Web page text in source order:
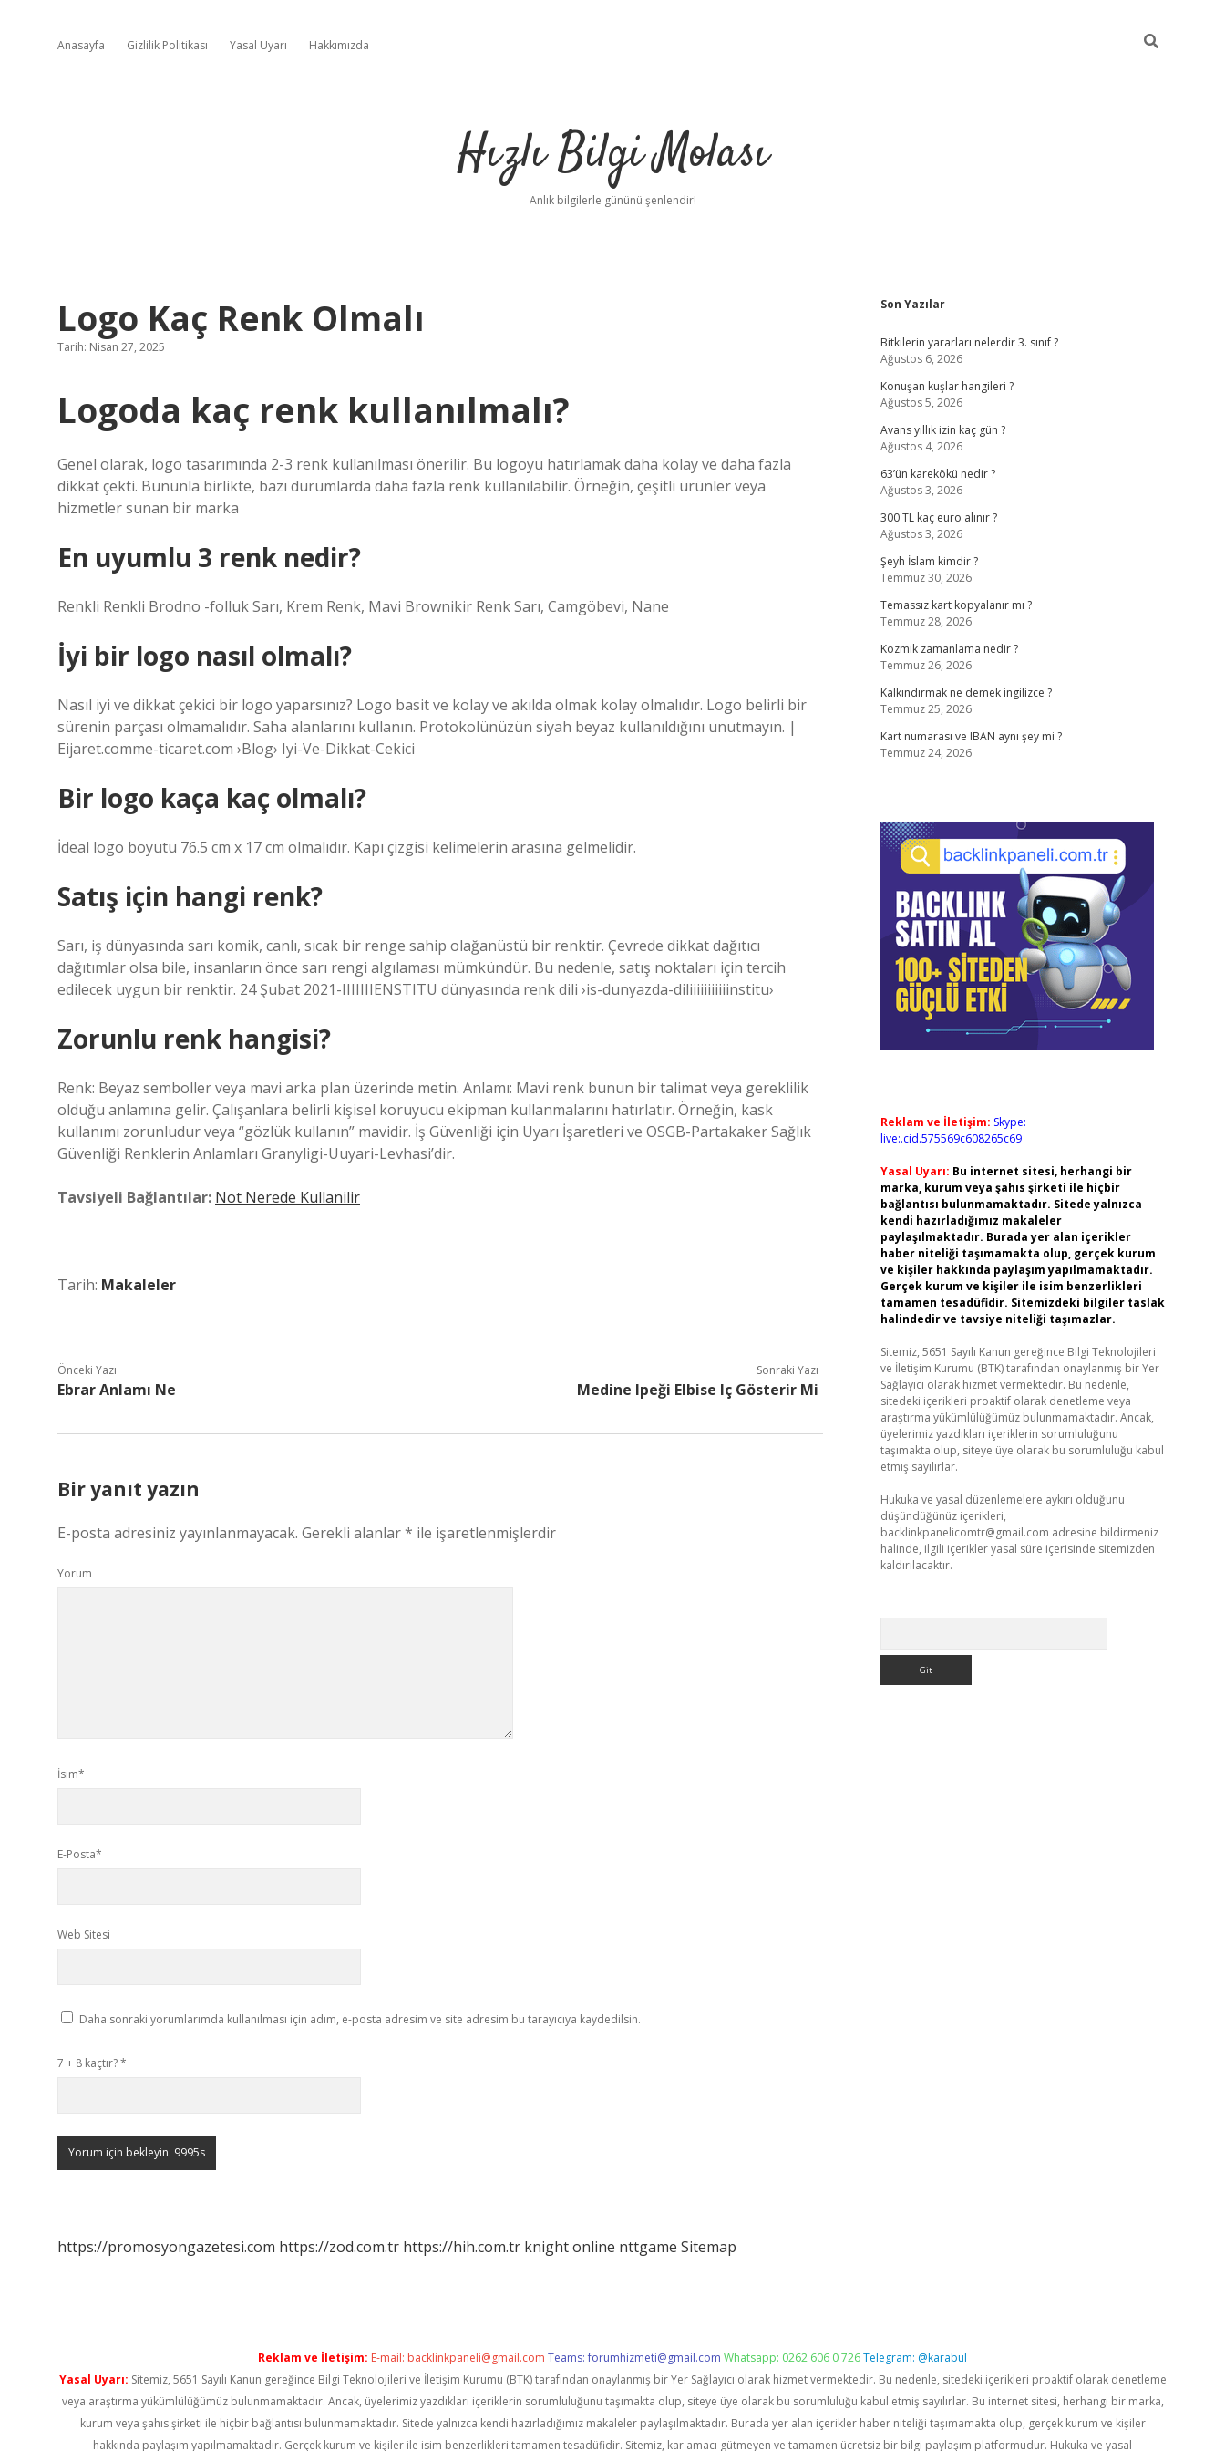
Anasayfa Gizlilik Politikası Yasal Uyarı Hakkımızda
Hızlı Bilgi Molası
Anlık bilgilerle gününü şenlendir!
Logo Kaç Renk Olmalı
Tarih: Nisan 27, 2025
Logoda kaç renk kullanılmalı?
Genel olarak, logo tasarımında 2-3 renk kullanılması önerilir. Bu logoyu hatırlamak daha kolay ve daha fazla
dikkat çekti. Bununla birlikte, bazı durumlarda daha fazla renk kullanılabilir. Örneğin, çeşitli ürünler veya
hizmetler sunan bir marka
En uyumlu 3 renk nedir?
Renkli Renkli Brodno -folluk Sarı, Krem Renk, Mavi Brownikir Renk Sarı, Camgöbevi, Nane
İyi bir logo nasıl olmalı?
Nasıl iyi ve dikkat çekici bir logo yaparsınız? Logo basit ve kolay ve akılda olmak kolay olmalıdır. Logo belirli bir
sürenin parçası olmamalıdır. Saha alanlarını kullanın. Protokolünüzün siyah beyaz kullanıldığını unutmayın. |
Eijaret.comme-ticaret.com ›Blog› Iyi-Ve-Dikkat-Cekici
Bir logo kaça kaç olmalı?
İdeal logo boyutu 76.5 cm x 17 cm olmalıdır. Kapı çizgisi kelimelerin arasına gelmelidir.
Satış için hangi renk?
Sarı, iş dünyasında sarı komik, canlı, sıcak bir renge sahip olağanüstü bir renktir. Çevrede dikkat dağıtıcı
dağıtımlar olsa bile, insanların önce sarı rengi algılaması mümkündür. Bu nedenle, satış noktaları için tercih
edilecek uygun bir renktir. 24 Şubat 2021-IIIIIIIENSTITU dünyasında renk dili ›is-dunyazda-diliiiiiiiiiiinstitu›
Zorunlu renk hangisi?
Renk: Beyaz semboller veya mavi arka plan üzerinde metin. Anlamı: Mavi renk bunun bir talimat veya gereklilik
olduğu anlamına gelir. Çalışanlara belirli kişisel koruyucu ekipman kullanmalarını hatırlatır. Örneğin, kask
kullanımı zorunludur veya “gözlük kullanın” mavidir. İş Güvenliği için Uyarı İşaretleri ve OSGB-Partakaker Sağlık
Güvenliği Renklerin Anlamları Granyligi-Uuyari-Levhasi’dir.
Tavsiyeli Bağlantılar: Not Nerede Kullanilir
Tarih: Makaleler
Önceki Yazı
Ebrar Anlamı Ne
Sonraki Yazı
Medine Ipeği Elbise Iç Gösterir Mi
Bir yanıt yazın
E-posta adresiniz yayınlanmayacak. Gerekli alanlar* ile işaretlenmişlerdir
Yorum
İsim*
E-Posta*
Web Sitesi
Daha sonraki yorumlarımda kullanılması için adım, e-posta adresim ve site adresim bu tarayıcıya kaydedilsin.
7 + 8 kaçtır?*
https://promosyongazetesi.com https://zod.com.tr https://hih.com.tr knight online nttgame Sitemap
Sidebar
Son Yazılar
Bitkilerin yararları nelerdir 3. sınıf ?
Ağustos 6, 2026
Konuşan kuşlar hangileri ?
Ağustos 5, 2026
Avans yıllık izin kaç gün ?
Ağustos 4, 2026
63’ün karekökü nedir ?
Ağustos 3, 2026
300 TL kaç euro alınır ?
Ağustos 3, 2026
Şeyh İslam kimdir ?
Temmuz 30, 2026
Temassız kart kopyalanır mı ?
Temmuz 28, 2026
Kozmik zamanlama nedir ?
Temmuz 26, 2026
Kalkındırmak ne demek ingilizce ?
Temmuz 25, 2026
Kart numarası ve IBAN aynı şey mi ?
Temmuz 24, 2026
Reklam ve İletişim: Skype:
live:.cid.575569c608265c69
Yasal Uyarı: Bu internet sitesi, herhangi bir
marka, kurum veya şahıs şirketi ile hiçbir
bağlantısı bulunmamaktadır. Sitede yalnızca
kendi hazırladığımız makaleler
paylaşılmaktadır. Burada yer alan içerikler
haber niteliği taşımamakta olup, gerçek kurum
ve kişiler hakkında paylaşım yapılmamaktadır.
Gerçek kurum ve kişiler ile isim benzerlikleri
tamamen tesadüfidir. Sitemizdeki bilgiler taslak
halindedir ve tavsiye niteliği taşımazlar.
Sitemiz, 5651 Sayılı Kanun gereğince Bilgi Teknolojileri
ve İletişim Kurumu (BTK) tarafından onaylanmış bir Yer
Sağlayıcı olarak hizmet vermektedir. Bu nedenle,
sitedeki içerikleri proaktif olarak denetleme veya
araştırma yükümlülüğümüz bulunmamaktadır. Ancak,
üyelerimiz yazdıkları içeriklerin sorumluluğunu
taşımakta olup, siteye üye olarak bu sorumluluğu kabul
etmiş sayılırlar.
Hukuka ve yasal düzenlemelere aykırı olduğunu
düşündüğünüz içerikleri,
backlinkpanelicomtr@gmail.com adresine bildirmeniz
halinde, ilgili içerikler yasal süre içerisinde sitemizden
kaldırılacaktır.
Reklam ve İletişim: E-mail: backlinkpaneli@gmail.com Teams:forumhizmeti@gmail.com Whatsapp: 0262 606 0 726Telegram: @karabul
Yasal Uyarı: Sitemiz, 5651 Sayılı Kanun gereğince Bilgi Teknolojileri ve İletişim Kurumu (BTK) tarafından onaylanmış bir Yer Sağlayıcı olarak hizmet vermektedir. Bu nedenle, sitedeki içerikleri proaktif olarak denetleme
veya araştırma yükümlülüğümüz bulunmamaktadır. Ancak, üyelerimiz yazdıkları içeriklerin sorumluluğunu taşımakta olup, siteye üye olarak bu sorumluluğu kabul etmiş sayılırlar. Bu internet sitesi, herhangi bir marka,
kurum veya şahıs şirketi ile hiçbir bağlantısı bulunmamaktadır. Sitede yalnızca kendi hazırladığımız makaleler paylaşılmaktadır. Burada yer alan içerikler haber niteliği taşımamakta olup, gerçek kurum ve kişiler
hakkında paylaşım yapılmamaktadır. Gerçek kurum ve kişiler ile isim benzerlikleri tamamen tesadüfidir. Sitemiz, kar amacı gütmeyen ve tamamen ücretsiz bir bilgi paylaşım platformudur. Hukuka ve yasal